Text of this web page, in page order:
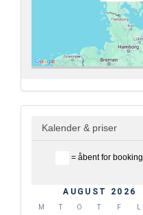
Kalender & priser
= åbent for booking
AUGUST 2026
M T O T F